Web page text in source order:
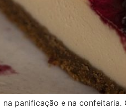
panificação e na